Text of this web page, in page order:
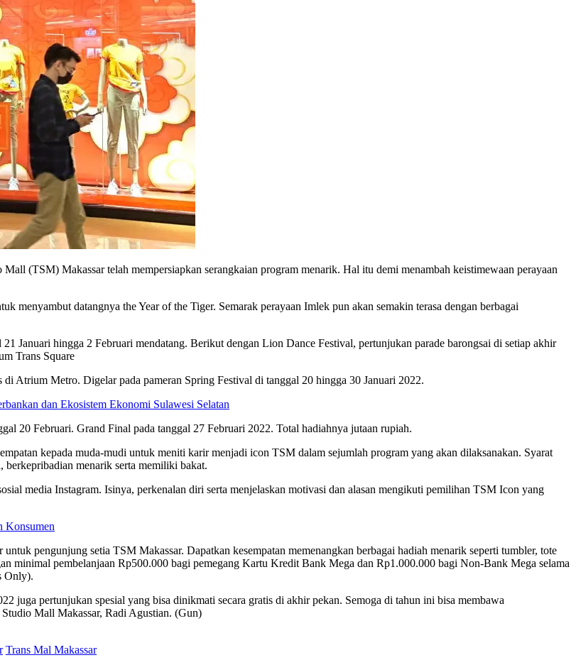
(TSM) Makassar telah mempersiapkan serangkaian program menarik. Hal itu demi menambah keistimewaan perayaan
menyambut datangnya the Year of the Tiger. Semarak perayaan Imlek pun akan semakin terasa dengan berbagai
Januari hingga 2 Februari mendatang. Berikut dengan Lion Dance Festival, pertunjukan parade barongsai di setiap akhir
Trans Square
Atrium Metro. Digelar pada pameran Spring Festival di tanggal 20 hingga 30 Januari 2022.
dan Ekosistem Ekonomi Sulawesi Selatan
20 Februari. Grand Final pada tanggal 27 Februari 2022. Total hadiahnya jutaan rupiah.
kepada muda-mudi untuk meniti karir menjadi icon TSM dalam sejumlah program yang akan dilaksanakan. Syarat
menarik serta memiliki bakat.
media Instagram. Isinya, perkenalan diri serta menjelaskan motivasi dan alasan mengikuti pemilihan TSM Icon yang
Konsumen
pengunjung setia TSM Makassar. Dapatkan kesempatan memenangkan berbagai hadiah menarik seperti tumbler, tote
minimal pembelanjaan Rp500.000 bagi pemegang Kartu Kredit Bank Mega dan Rp1.000.000 bagi Non-Bank Mega selama
Only).
juga pertunjukan spesial yang bisa dinikmati secara gratis di akhir pekan. Semoga di tahun ini bisa membawa
Mall Makassar, Radi Agustian. (Gun)
Trans Mal Makassar